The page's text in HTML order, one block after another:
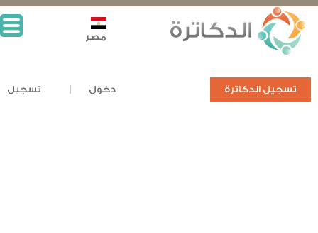
تسجيل الدكاترة دخول تسجيل
مصر